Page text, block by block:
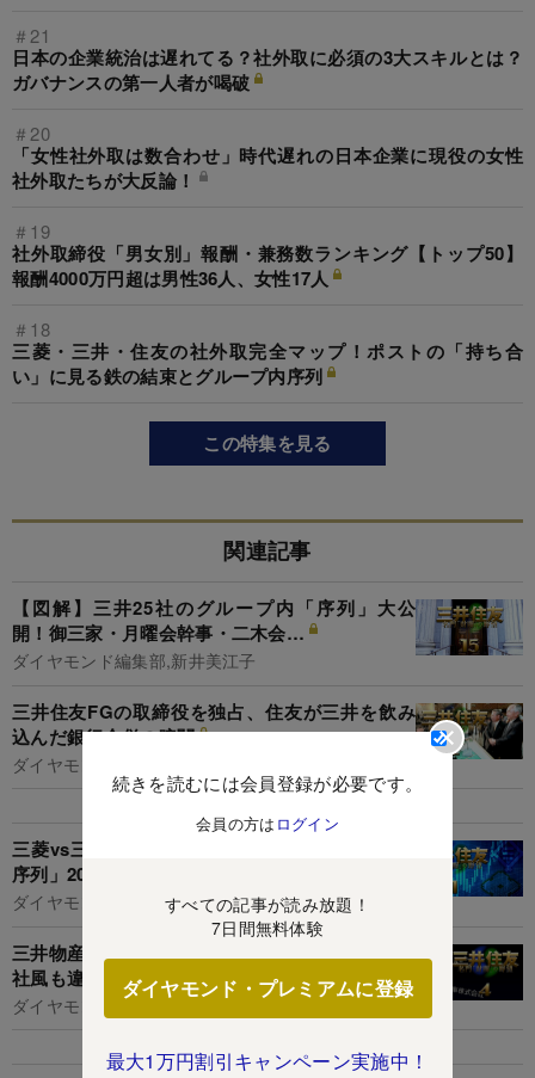
続きを読むには会員登録が必要です。
会員の方は ログイン
すべての記事が読み放題！
7日間無料体験
ダイヤモンド・プレミアムに登録
最大1万円割引キャンペーン実施中！
＃21
日本の企業統治は遅れてる？社外取に必須の3大スキルとは？
ガバナンスの第一人者が喝破
＃20
「女性社外取は数合わせ」時代遅れの日本企業に現役の女性
社外取たちが大反論！
＃19
社外取締役「男女別」報酬・兼務数ランキング【トップ50】
報酬4000万円超は男性36人、女性17人
＃18
三菱・三井・住友の社外取完全マップ！ポストの「持ち合
い」に見る鉄の結束とグループ内序列
この特集を見る
関連記事
【図解】三井25社のグループ内「序列」大公
開！御三家・月曜会幹事・二木会…
ダイヤモンド編集部,新井美江子
三井住友FGの取締役を独占、住友が三井を飲み
込んだ銀行合併の暗闘
ダイヤモンド編集部,重石岳史
三菱vs三井vs住友、財閥グループ企業の「最新
序列」20年分のデータで徹底分析
ダイヤモンド編集部,田上貴大
三井物産と住友商事「合併説」の真実味、出自も
社風も違いすぎる業界3位と4位の微妙な関係
ダイヤモンド編集部,重石岳史